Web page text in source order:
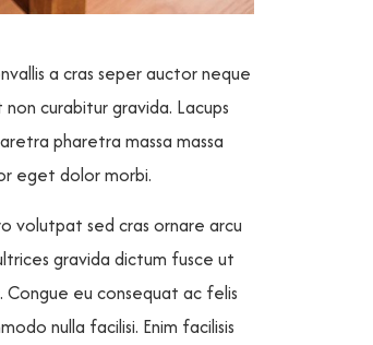
a cras seper auctor neque
curabitur gravida. Lacups
pharetra massa massa
eget dolor morbi.
volutpat sed cras ornare arcu
gravida dictum fusce ut
eu consequat ac felis
nulla facilisi. Enim facilisis